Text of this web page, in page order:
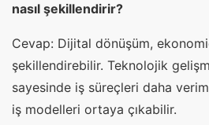
nasıl şekillendirir?
Cevap: Dijital dönüşüm,
şekillendirebilir. Teknolojik
sayesinde iş süreçleri daha
iş modelleri ortaya çıkabilir.